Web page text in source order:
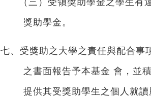
（三）受領獎助學金之學生
獎助學金。
七、受獎助之大學之責任與配合事
之書面報告予本基金 會，並
提供其受獎助學生之個人就